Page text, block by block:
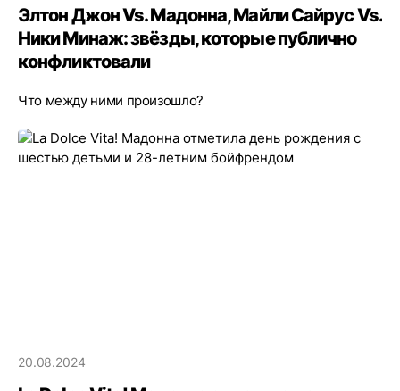
Элтон Джон Vs. Мадонна, Майли Сайрус Vs.
Ники Минаж: звёзды, которые публично
конфликтовали
Что между ними произошло?
20.08.2024